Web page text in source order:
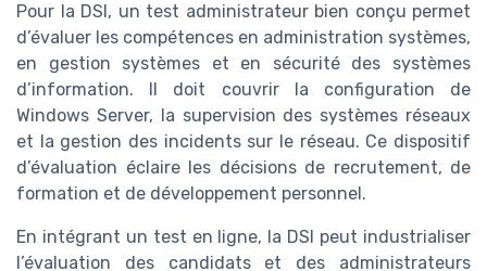
Pour la DSI, un test administrateur bien conçu permet
d’évaluer les compétences en administration systèmes,
en gestion systèmes et en sécurité des systèmes
d’information. Il doit couvrir la configuration de
Windows Server, la supervision des systèmes réseaux
et la gestion des incidents sur le réseau. Ce dispositif
d’évaluation éclaire les décisions de recrutement, de
formation et de développement personnel.
En intégrant un test en ligne, la DSI peut industrialiser
l’évaluation des candidats et des administrateurs